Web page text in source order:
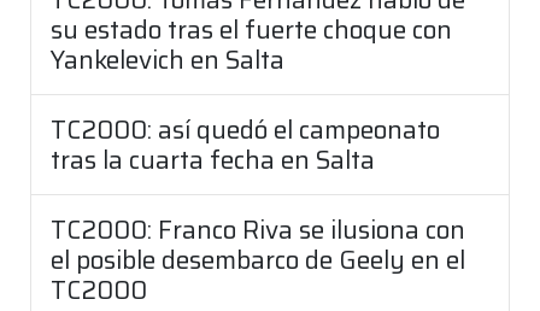
su estado tras el fuerte choque con
Yankelevich en Salta
TC2000: así quedó el campeonato
tras la cuarta fecha en Salta
TC2000: Franco Riva se ilusiona con
el posible desembarco de Geely en el
TC2000